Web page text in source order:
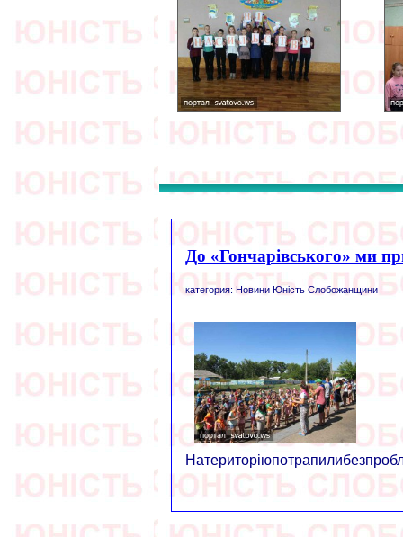
До «Гончарівського» ми
категория: Новини Юність Слобожанщини